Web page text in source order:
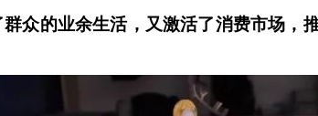
众的业余生活，又激活了消费市场，